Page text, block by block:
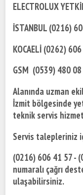
ELECTROLUX
İSTANBUL (0216)
KOCAELİ (0262)
GSM (0539) 480
Alanında uzman
İzmit bölgesinde
teknik servis
Servis talepleriniz
(0216) 606 41 57 -
numaralı çağrı
ulaşabilirsiniz.